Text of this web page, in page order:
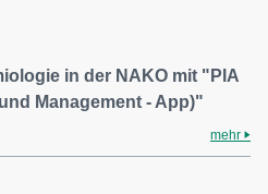
in der NAKO mit "PIA
Management - App)"
mehr